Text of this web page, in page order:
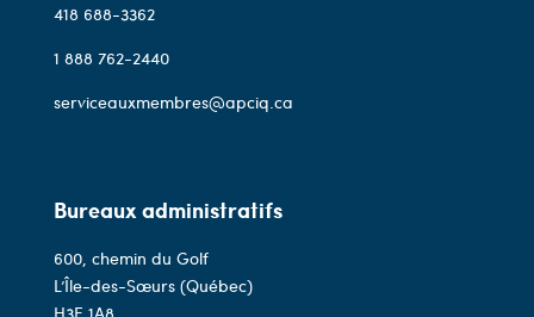
418 688-3362
1 888 762-2440
serviceauxmembres@apciq.ca
Bureaux administratifs
600, chemin du Golf
L’Île-des-Sœurs (Québec)